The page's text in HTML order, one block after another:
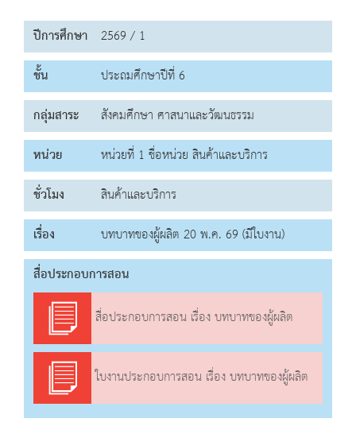
ปีการศึกษา 2569 / 1
ชั้น
ประถมศึกษาปีที่ 6
กลุ่มสาระ
สังคมศึกษา ศาสนาและวัฒนธรรม
หน่วย
หน่วยที่ 1 ชื่อหน่วย สินค้าและบริการ
ชั่วโมง
สินค้าและบริการ
เรื่อง
บทบาทของผู้ผลิต 20 พ.ค. 69 (มีใบงาน)
สื่อประกอบการสอน
สื่อประกอบการสอน เรื่อง บทบาทของผู้ผลิต
ใบงานประกอบการสอน เรื่อง บทบาทของผู้ผลิต